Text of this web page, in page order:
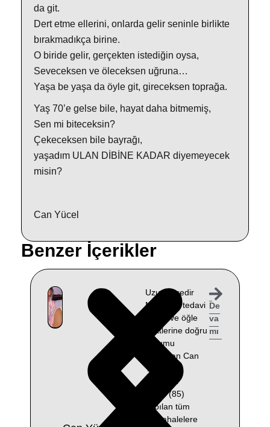
da git.
Dert etme ellerini, onlarda gelir seninle birlikte
bırakmadıkça birine.
O biride gelir, gerçekten istediğin oysa,
Seveceksen ve öleceksen uğruna…
Yaşa be yaşa da öyle git, gireceksen toprağa.
Yaş 70’e gelse bile, hayat daha bitmemiş,
Sen mi biteceksin?
Çekeceksen bile bayrağı,
yaşadım ULAN DİBİNE KADAR diyemeyecek
misin?
Can Yücel
Benzer İçerikler
Uzun süredir
Muğla’da tedavi
gören ve öğle
saatlerine doğru
durumu
ağırlaşan Can
Yücel’in
eşi Güler
Yücel (85)
yapılan tüm
müdahalelere
De
va
mı